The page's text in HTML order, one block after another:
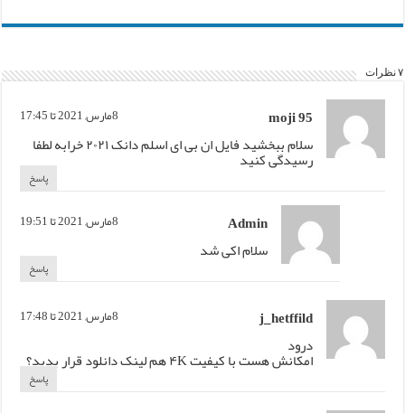
۷ نظرات
moji 95 8مارس, 2021 تا 17:45
سلام ببخشید فایل ان بی ای اسلم دانک ۲۰۲۱ خرابه لطفا
رسیدگی کنید
پاسخ
Admin 8مارس, 2021 تا 19:51
سلام اکی شد
پاسخ
j_hetffild 8مارس, 2021 تا 17:48
درود
امکانش هست با کیفیت ۴K هم لینک دانلود قرار بدید؟
پاسخ